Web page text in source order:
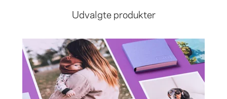
Udvalgte produkter